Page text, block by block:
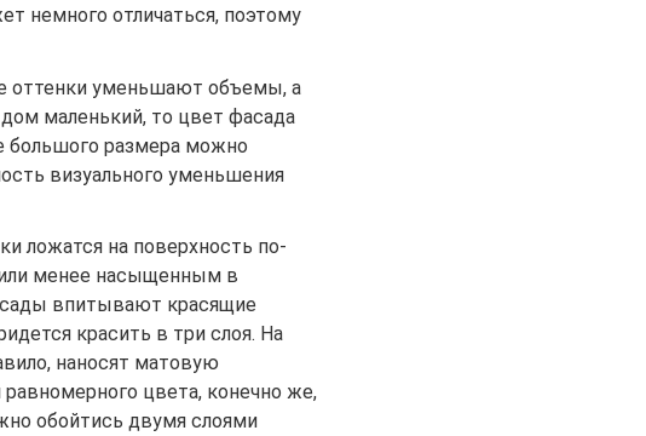
немного отличаться, поэтому
оттенки уменьшают объемы, а
маленький, то цвет фасада
большого размера можно
визуального уменьшения
ложатся на поверхность по-
или менее насыщенным в
впитывают красящие
красить в три слоя. На
наносят матовую
равномерного цвета, конечно же,
обойтись двумя слоями